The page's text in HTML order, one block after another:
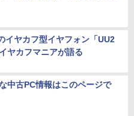
イヤカフ型イヤフォン「UU2
ヤカフマニアが語る
中古PC情報はこのページで